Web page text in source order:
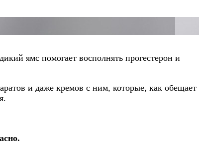
ямс помогает восполнять прогестерон и
и даже кремов с ним, которые, как обещает